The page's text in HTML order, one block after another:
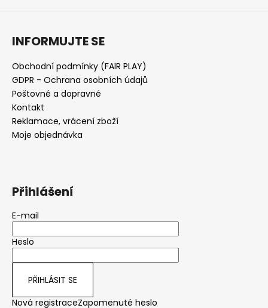
INFORMUJTE SE
Obchodní podmínky (FAIR PLAY)
GDPR - Ochrana osobních údajů
Poštovné a dopravné
Kontakt
Reklamace, vrácení zboží
Moje objednávka
Přihlášení
E-mail
Heslo
PŘIHLÁSIT SE
Nová registraceZapomenuté heslo